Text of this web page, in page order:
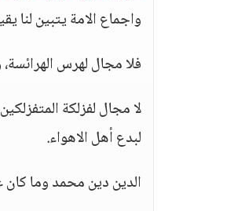
واجماع الامة يتبين
فلا مجال لهرس
لا مجال لفزلكة
لبدع أهل الاهواء.
الدين دين محمد وما كان